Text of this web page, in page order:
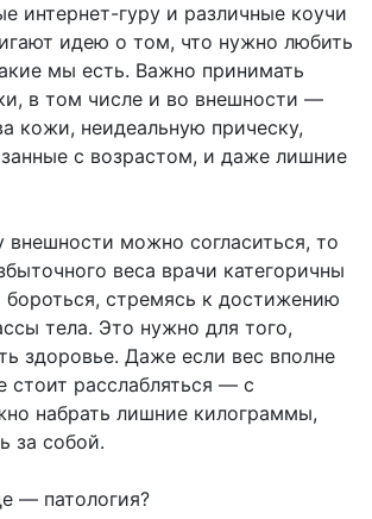
интернет-гуру и различные коучи
идею о том, что нужно любить
мы есть. Важно принимать
в том числе и во внешности —
кожи, неидеальную прическу,
с возрастом, и даже лишние
внешности можно согласиться, то
веса врачи категоричны
стремясь к достижению
тела. Это нужно для того,
здоровье. Даже если вес вполне
стоит расслабляться — с
набрать лишние килограммы,
за собой.
— патология?